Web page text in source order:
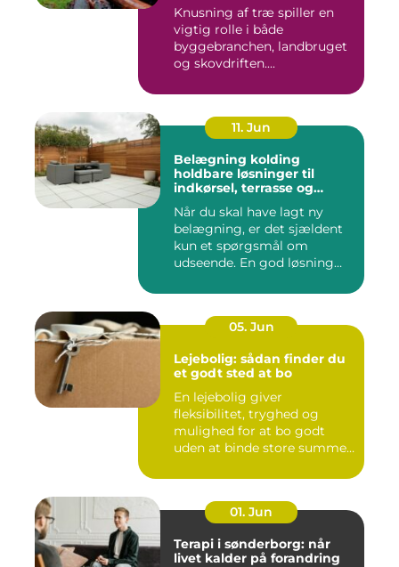
Knusning af træ spiller en
vigtig rolle i både
byggebranchen, landbruget
og skovdriften....
11. Jun
Belægning kolding
holdbare løsninger til
indkørsel, terrasse og
Når du skal have lagt ny
belægning, er det sjældent
kun et spørgsmål om
udseende. En god løsning
05. Jun
Lejebolig: sådan finder du
et godt sted at bo
En lejebolig giver
fleksibilitet, tryghed og
mulighed for at bo godt
uden at binde store summer
01. Jun
Terapi i sønderborg: når
livet kalder på forandring